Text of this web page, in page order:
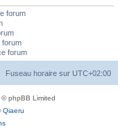
forum
forum
forum
Fuseau horaire sur UTC+02:00
phpBB Limited
Qiaeru